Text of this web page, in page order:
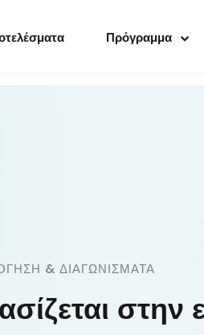
Πρόγραμμα
& ΔΙΑΓΩΝΊΣΜΑΤΑ
στην